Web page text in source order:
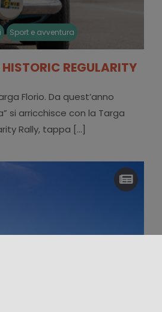
Sport e avventura
REGULARITY
Florio. Da quest’anno
si arricchisce con la Targa
Rally, tappa [...]